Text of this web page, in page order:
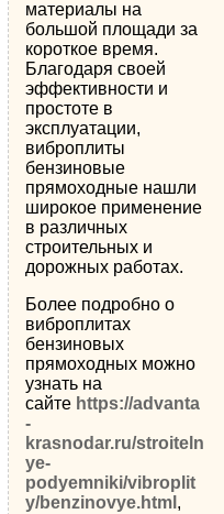
материалы на
большой площади за
короткое время.
Благодаря своей
эффективности и
простоте в
эксплуатации,
виброплиты
бензиновые
прямоходные нашли
широкое применение
в различных
строительных и
дорожных работах.
Более подробно о
виброплитах
бензиновых
прямоходных можно
узнать на
сайте https://advanta
-
krasnodar.ru/stroiteln
ye-
podyemniki/vibroplit
y/benzinovye.html ,